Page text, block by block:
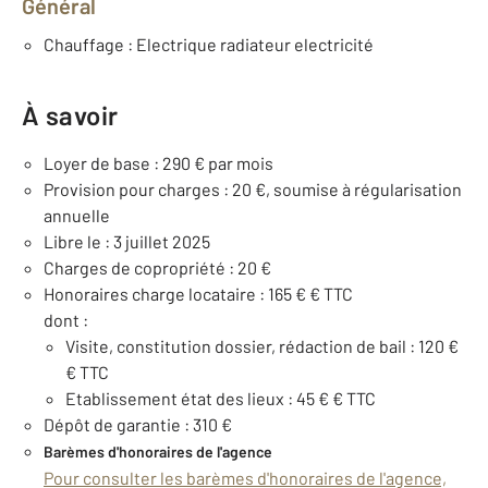
Général
Chauffage : Electrique radiateur electricité
À savoir
Loyer de base : 290 € par mois
Provision pour charges : 20 €, soumise à régularisation
annuelle
Libre le : 3 juillet 2025
Charges de copropriété : 20 €
Honoraires charge locataire : 165 € € TTC
dont :
Visite, constitution dossier, rédaction de bail : 120 €
€ TTC
Etablissement état des lieux : 45 € € TTC
Dépôt de garantie : 310 €
Barèmes d'honoraires de l'agence
Pour consulter les barèmes d'honoraires de l'agence,